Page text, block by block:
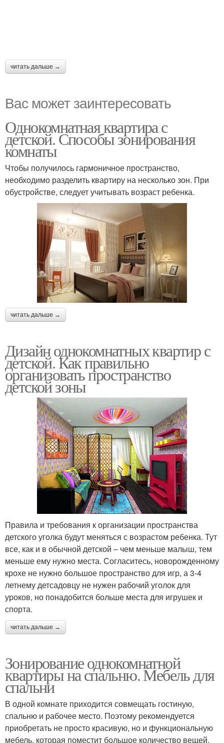
читать дальше →
Вас может заинтересовать
Однокомнатная квартира с
детской. Способы зонирования
комнаты
Чтобы получилось гармоничное пространство,
необходимо разделить квартиру на несколько зон. При
обустройстве, следует учитывать возраст ребенка.
читать дальше →
Дизайн однокомнатных квартир с
детской. Как правильно
организовать пространство
детской зоны
Правила и требования к организации пространства
детского уголка будут меняться с возрастом ребенка. Тут
все, как и в обычной детской – чем меньше малыш, тем
меньше ему нужно места. Согласитесь, новорожденному
крохе не нужно большое пространство для игр, а 3-4
летнему детсадовцу не нужен рабочий уголок для
уроков, но понадобится больше места для игрушек и
спорта.
читать дальше →
Зонирование однокомнатной
квартиры на спальню. Мебель для
спальни
В одной комнате приходится совмещать гостиную,
спальню и рабочее место. Поэтому рекомендуется
приобретать не просто красивую, но и функциональную
мебель, которая поместит большое количество вещей.